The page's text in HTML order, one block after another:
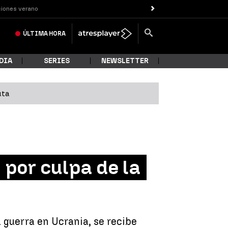
verano
ÚLTIMA HORA
SERIES NEWSLETTER
culpa de la
en Ucrania, se recibe